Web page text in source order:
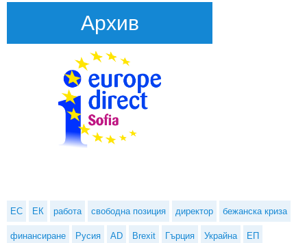
Архив
ЕС ЕК работа свободна позиция директор бежанска криза
финансиране Русия AD Brexit Гърция Украйна ЕП